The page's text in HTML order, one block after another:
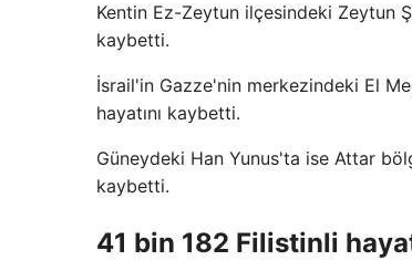
Kentin Ez-Zeytun ilçesindeki Zeytun
kaybetti.
İsrail'in Gazze'nin merkezindeki El
hayatını kaybetti.
Güneydeki Han Yunus'ta ise Attar
kaybetti.
41 bin 182 Filistinli